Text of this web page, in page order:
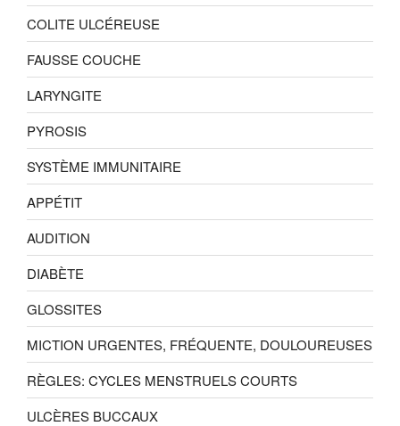
COLITE ULCÉREUSE
FAUSSE COUCHE
LARYNGITE
PYROSIS
SYSTÈME IMMUNITAIRE
APPÉTIT
AUDITION
DIABÈTE
GLOSSITES
MICTION URGENTES, FRÉQUENTE, DOULOUREUSES
RÈGLES: CYCLES MENSTRUELS COURTS
ULCÈRES BUCCAUX